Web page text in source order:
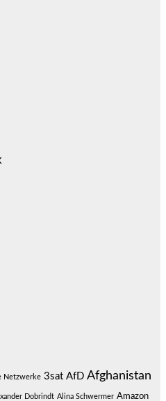
Netzwerke 3sat AfD Afghanistan
Dobrindt Alina Schwermer Amazon